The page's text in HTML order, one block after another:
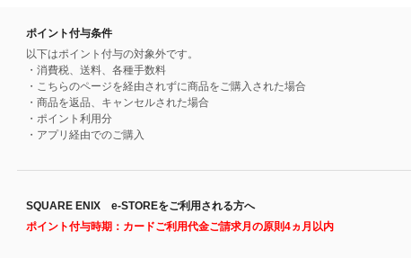
ポイント付与条件
以下はポイント付与の対象外です。
・消費税、送料、各種手数料
・こちらのページを経由されずに商品をご購入された場合
・商品を返品、キャンセルされた場合
・ポイント利用分
・アプリ経由でのご購入
SQUARE ENIX e-STOREをご利用される方へ
ポイント付与時期：カードご利用代金ご請求月の原則4ヵ月以内